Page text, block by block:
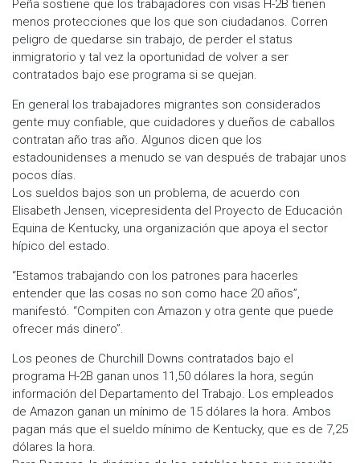
Peña sostiene que los trabajadores con visas H-2B tienen
menos protecciones que los que son ciudadanos. Corren
peligro de quedarse sin trabajo, de perder el status
inmigratorio y tal vez la oportunidad de volver a ser
contratados bajo ese programa si se quejan.
En general los trabajadores migrantes son considerados
gente muy confiable, que cuidadores y dueños de caballos
contratan año tras año. Algunos dicen que los
estadounidenses a menudo se van después de trabajar unos
pocos días.
Los sueldos bajos son un problema, de acuerdo con
Elisabeth Jensen, vicepresidenta del Proyecto de Educación
Equina de Kentucky, una organización que apoya el sector
hípico del estado.
“Estamos trabajando con los patrones para hacerles
entender que las cosas no son como hace 20 años”,
manifestó. “Compiten con Amazon y otra gente que puede
ofrecer más dinero”.
Los peones de Churchill Downs contratados bajo el
programa H-2B ganan unos 11,50 dólares la hora, según
información del Departamento del Trabajo. Los empleados
de Amazon ganan un mínimo de 15 dólares la hora. Ambos
pagan más que el sueldo mínimo de Kentucky, que es de 7,25
dólares la hora.